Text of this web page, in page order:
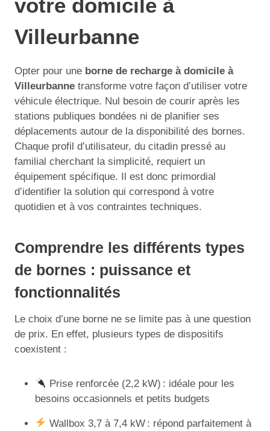
votre domicile à
Villeurbanne
Opter pour une borne de recharge à domicile à
Villeurbanne transforme votre façon d’utiliser votre
véhicule électrique. Nul besoin de courir après les
stations publiques bondées ni de planifier ses
déplacements autour de la disponibilité des bornes.
Chaque profil d’utilisateur, du citadin pressé au
familial cherchant la simplicité, requiert un
équipement spécifique. Il est donc primordial
d’identifier la solution qui correspond à votre
quotidien et à vos contraintes techniques.
Comprendre les différents types
de bornes : puissance et
fonctionnalités
Le choix d’une borne ne se limite pas à une question
de prix. En effet, plusieurs types de dispositifs
coexistent :
Prise renforcée (2,2 kW) : idéale pour les
besoins occasionnels et petits budgets
Wallbox 3,7 à 7,4 kW : répond parfaitement à